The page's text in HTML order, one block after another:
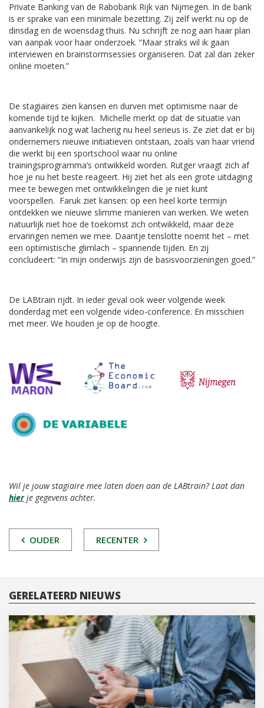
Private Banking van de Rabobank Rijk van Nijmegen. In de bank
is er sprake van een minimale bezetting. Zij zelf werkt nu op de
dinsdag en de woensdag thuis. Nu schrijft ze nog aan haar plan
van aanpak voor haar onderzoek. “Maar straks wil ik gaan
interviewen en brainstormsessies organiseren. Dat zal dan zeker
online moeten.”
De stagiaires zien kansen en durven met optimisme naar de
komende tijd te kijken. Michelle merkt op dat de situatie van
aanvankelijk nog wat lacherig nu heel serieus is. Ze ziet dat er bij
ondernemers nieuwe initiatieven ontstaan, zoals van haar vriend
die werkt bij een sportschool waar nu online
trainingsprogramma’s ontwikkeld worden. Rutger vraagt zich af
hoe je nu het beste reageert. Hij ziet het als een grote uitdaging
mee te bewegen met ontwikkelingen die je niet kunt
voorspellen. Faruk ziet kansen: op een heel korte termijn
ontdekken we nieuwe slimme manieren van werken. We weten
natuurlijk niet hoe de toekomst zich ontwikkeld, maar deze
ervaringen nemen we mee. Daantje tenslotte noemt het – met
een optimistische glimlach – spannende tijden. En zij
concludeert: “In mijn onderwijs zijn de basisvoorzieningen goed.”
De LABtrain rijdt. In ieder geval ook weer volgende week
donderdag met een volgende video-conference. En misschien
met meer. We houden je op de hoogte.
Wil je jouw stagiaire mee laten doen aan de LABtrain? Laat dan
hierje gegevens achter.
POST
OUDER RECENTER
GERELATEERD NIEUWS